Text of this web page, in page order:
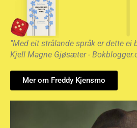
"Med eit strålande språk er dette ei
Kjell Magne Gjøsæter -
Mer om Freddy Kjensmo